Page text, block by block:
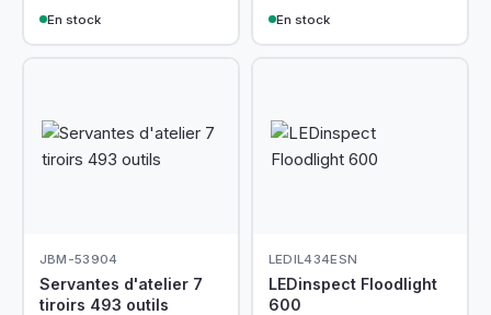
En stock
En stock
JBM-53904
Servantes d'atelier 7
tiroirs 493 outils
LEDIL434ESN
LEDinspect Floodlight
600